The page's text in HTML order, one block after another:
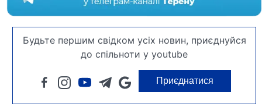
Будьте першим свідком усіх новин, приєднуйся
до спільноти у youtube
Приєднатися